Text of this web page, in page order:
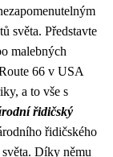
světa. Představte
malebných
66 v USA
a to vše s
řidičský
řidičského
Díky němu